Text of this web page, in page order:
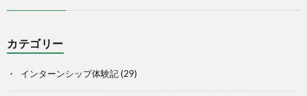
カテゴリー
インターンシップ体験記(29)